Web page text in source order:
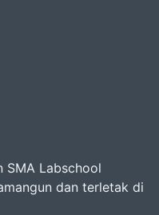
SMA Labschool
dan terletak di